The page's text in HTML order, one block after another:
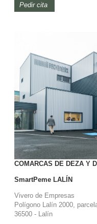
Pedir cita
COMARCAS DE DEZA Y
SmartPeme LALÍN
Vivero de Empresas
Polígono Lalín 2000,
36500 - Lalín